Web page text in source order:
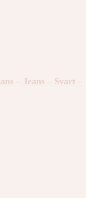
– Jeans – Svart –